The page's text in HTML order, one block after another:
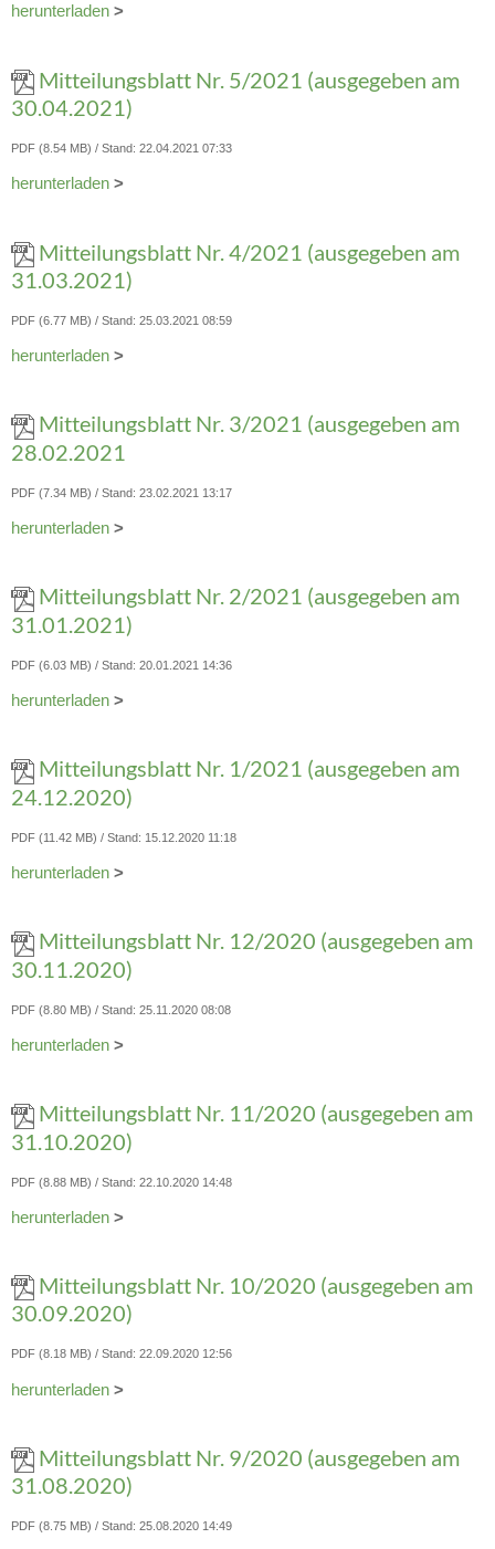
herunterladen >
Mitteilungsblatt Nr. 5/2021 (ausgegeben am
30.04.2021)
PDF (8.54 MB) Stand: 22.04.2021 07:33
herunterladen >
Mitteilungsblatt Nr. 4/2021 (ausgegeben am
31.03.2021)
PDF (6.77 MB) Stand: 25.03.2021 08:59
herunterladen >
Mitteilungsblatt Nr. 3/2021 (ausgegeben am
28.02.2021
PDF (7.34 MB) Stand: 23.02.2021 13:17
herunterladen >
Mitteilungsblatt Nr. 2/2021 (ausgegeben am
31.01.2021)
PDF (6.03 MB) Stand: 20.01.2021 14:36
herunterladen >
Mitteilungsblatt Nr. 1/2021 (ausgegeben am
24.12.2020)
PDF (11.42 MB) Stand: 15.12.2020 11:18
herunterladen >
Mitteilungsblatt Nr. 12/2020 (ausgegeben am
30.11.2020)
PDF (8.80 MB) Stand: 25.11.2020 08:08
herunterladen >
Mitteilungsblatt Nr. 11/2020 (ausgegeben am
31.10.2020)
PDF (8.88 MB) Stand: 22.10.2020 14:48
herunterladen >
Mitteilungsblatt Nr. 10/2020 (ausgegeben am
30.09.2020)
PDF (8.18 MB) Stand: 22.09.2020 12:56
herunterladen >
Mitteilungsblatt Nr. 9/2020 (ausgegeben am
31.08.2020)
PDF (8.75 MB) Stand: 25.08.2020 14:49